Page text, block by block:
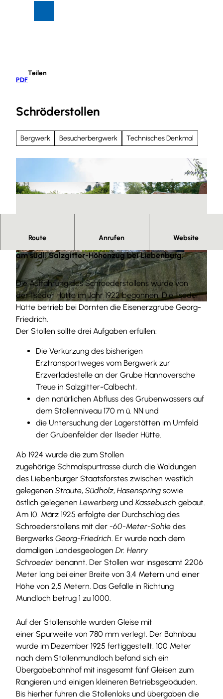
PDF
Teilen
Schröderstollen
Bergwerk Besucherbergwerk Technisches Denkmal
© Anna Meurer
© Anna Meurer |CC-BY-SA © Anna Meurer
Route Anrufen Website
Der Schroederstollen ist ein ehem. Bergwerksstollen
am südl. Salzgitter-Höhenzug bei Liebenburg.
Die Auffahrung des Schroederstollens wurde von
der Ilseder Hütte im Jahr 1922 begonnen. Die Ilseder
Hütte betrieb bei Dörnten die Eisenerzgrube Georg-
Friedrich.
Der Stollen sollte drei Aufgaben erfüllen:
Die Verkürzung des bisherigen
Erztransportweges vom Bergwerk zur
Erzverladestelle an der Grube Hannoversche
Treue in Salzgitter-Calbecht,
den natürlichen Abfluss des Grubenwassers auf
dem Stollenniveau 170 m ü. NN und
die Untersuchung der Lagerstätten im Umfeld
der Grubenfelder der Ilseder Hütte.
Ab 1924 wurde die zum Stollen
zugehörige Schmalspurtrasse durch die Waldungen
des Liebenburger Staatsforstes zwischen westlich
gelegenen Straute, Südholz, Hasenspring sowie
östlich gelegenen Lewerberg und Kassebusch gebaut.
Am 10. März 1925 erfolgte der Durchschlag des
Schroederstollens mit der -60-Meter-Sohle des
Bergwerks Georg-Friedrich. Er wurde nach dem
damaligen Landesgeologen Dr. Henry
Schroeder benannt. Der Stollen war insgesamt 2206
Meter lang bei einer Breite von 3,4 Metern und einer
Höhe von 2,5 Metern. Das Gefälle in Richtung
Mundloch betrug 1 zu 1000.
Auf der Stollensohle wurden Gleise mit
einer Spurweite von 780 mm verlegt. Der Bahnbau
wurde im Dezember 1925 fertiggestellt. 100 Meter
nach dem Stollenmundloch befand sich ein
Übergabebahnhof mit insgesamt fünf Gleisen zum
Rangieren und einigen kleineren Betriebsgebäuden.
Bis hierher fuhren die Stollenloks und übergaben die